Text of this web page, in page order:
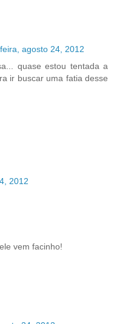
agosto 24, 2012
quase estou tentada a
ir buscar uma fatia desse
2012
vem facinho!